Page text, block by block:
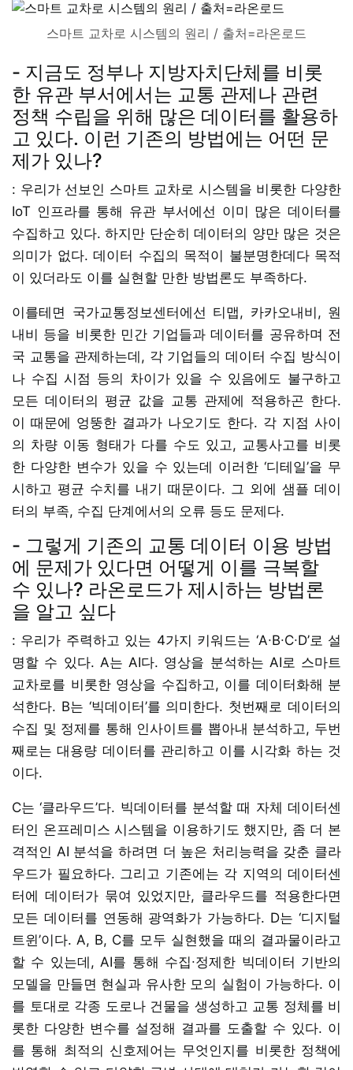
스마트 교차로 시스템의 원리 / 출처=라온로드
- 지금도 정부나 지방자치단체를 비롯
한 유관 부서에서는 교통 관제나 관련
정책 수립을 위해 많은 데이터를 활용하
고 있다. 이런 기존의 방법에는 어떤 문
제가 있나?
: 우리가 선보인 스마트 교차로 시스템을 비롯한 다양한
IoT 인프라를 통해 유관 부서에선 이미 많은 데이터를
수집하고 있다. 하지만 단순히 데이터의 양만 많은 것은
의미가 없다. 데이터 수집의 목적이 불분명한데다 목적
이 있더라도 이를 실현할 만한 방법론도 부족하다.
이를테면 국가교통정보센터에선 티맵, 카카오내비, 원
내비 등을 비롯한 민간 기업들과 데이터를 공유하며 전
국 교통을 관제하는데, 각 기업들의 데이터 수집 방식이
나 수집 시점 등의 차이가 있을 수 있음에도 불구하고
모든 데이터의 평균 값을 교통 관제에 적용하곤 한다.
이 때문에 엉뚱한 결과가 나오기도 한다. 각 지점 사이
의 차량 이동 형태가 다를 수도 있고, 교통사고를 비롯
한 다양한 변수가 있을 수 있는데 이러한 ‘디테일’을 무
시하고 평균 수치를 내기 때문이다. 그 외에 샘플 데이
터의 부족, 수집 단계에서의 오류 등도 문제다.
- 그렇게 기존의 교통 데이터 이용 방법
에 문제가 있다면 어떻게 이를 극복할
수 있나? 라온로드가 제시하는 방법론
을 알고 싶다
: 우리가 주력하고 있는 4가지 키워드는 ‘A∙B∙C∙D’로 설
명할 수 있다. A는 AI다. 영상을 분석하는 AI로 스마트
교차로를 비롯한 영상을 수집하고, 이를 데이터화해 분
석한다. B는 ‘빅데이터’를 의미한다. 첫번째로 데이터의
수집 및 정제를 통해 인사이트를 뽑아내 분석하고, 두번
째로는 대용량 데이터를 관리하고 이를 시각화 하는 것
이다.
C는 ‘클라우드’다. 빅데이터를 분석할 때 자체 데이터센
터인 온프레미스 시스템을 이용하기도 했지만, 좀 더 본
격적인 AI 분석을 하려면 더 높은 처리능력을 갖춘 클라
우드가 필요하다. 그리고 기존에는 각 지역의 데이터센
터에 데이터가 묶여 있었지만, 클라우드를 적용한다면
모든 데이터를 연동해 광역화가 가능하다. D는 ‘디지털
트윈’이다. A, B, C를 모두 실현했을 때의 결과물이라고
할 수 있는데, AI를 통해 수집∙정제한 빅데이터 기반의
모델을 만들면 현실과 유사한 모의 실험이 가능하다. 이
를 토대로 각종 도로나 건물을 생성하고 교통 정체를 비
롯한 다양한 변수를 설정해 결과를 도출할 수 있다. 이
를 통해 최적의 신호제어는 무엇인지를 비롯한 정책에